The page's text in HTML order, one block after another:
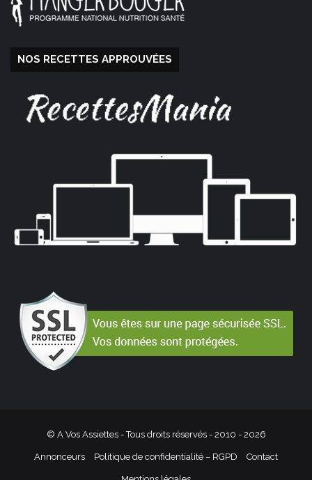
NOS RECETTES APPROUVÉES
© A Vos Assiettes - Tous droits réservés - 2010 - 2026
Annonceurs Politique de confidentialité – RGPD Contact